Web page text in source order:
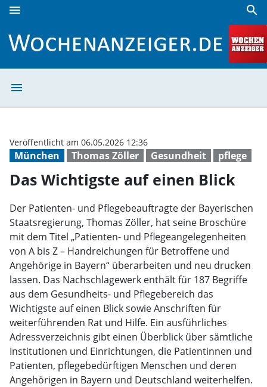
menu search
menu
München Thomas Zöller Gesundheit pflege
Veröffentlicht am 06.05.2026 12:36
Das Wichtigste auf einen Blick
Der Patienten- und Pflegebeauftragte der Bayerischen
Staatsregierung, Thomas Zöller, hat seine Broschüre
mit dem Titel „Patienten- und Pflegeangelegenheiten
von A bis Z – Handreichungen für Betroffene und
Angehörige in Bayern“ überarbeiten und neu drucken
lassen. Das Nachschlagewerk enthält für 187 Begriffe
aus dem Gesundheits- und Pflegebereich das
Wichtigste auf einen Blick sowie Anschriften für
weiterführenden Rat und Hilfe. Ein ausführliches
Adressverzeichnis gibt einen Überblick über sämtliche
Institutionen und Einrichtungen, die Patientinnen und
Patienten, pflegebedürftigen Menschen und deren
Angehörigen in Bayern und Deutschland weiterhelfen.